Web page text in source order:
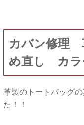
カバン修理
め直し カラ
革製のトートバッグ
た！！